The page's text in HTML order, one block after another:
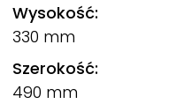
Wysokość:
330 mm
Szerokość:
490 mm